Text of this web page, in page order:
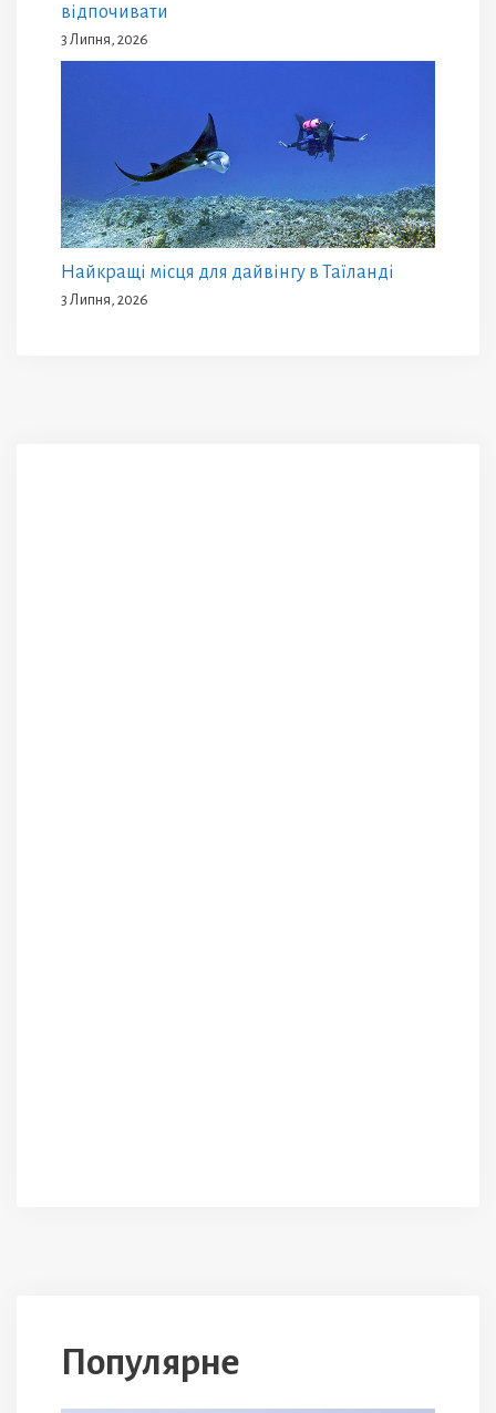
відпочивати
3 Липня, 2026
Найкращі місця для дайвінгу в Таїланді
3 Липня, 2026
Популярне